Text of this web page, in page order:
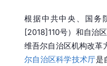
根据中共中央、国务
[2018]110号）和自治
维吾尔自治区机构改
尔自治区科学技术厅是